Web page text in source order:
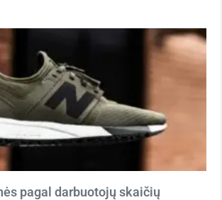
pagal darbuotojų skaičių